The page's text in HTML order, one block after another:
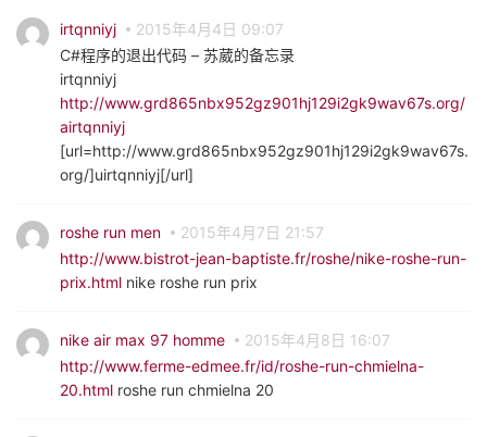
irtqnniyj
2015年4月4日 09:07
C#程序的退出代码 – 苏葳的备忘录
irtqnniyj
http://www.grd865nbx952gz901hj129i2gk9wav67s.org/
airtqnniyj
[url=http://www.grd865nbx952gz901hj129i2gk9wav67s.
org/]uirtqnniyj[/url]
roshe run men
2015年4月7日 21:57
http://www.bistrot-jean-baptiste.fr/roshe/nike-roshe-run-
prix.html nike roshe run prix
nike air max 97 homme
2015年4月8日 16:07
http://www.ferme-edmee.fr/id/roshe-run-chmielna-
20.html roshe run chmielna 20